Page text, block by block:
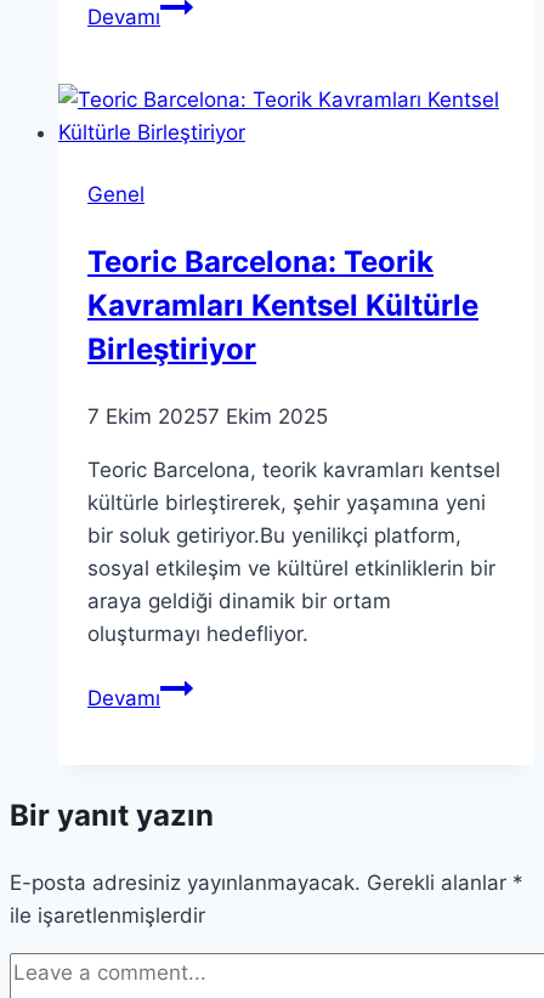
Devamı
Keşfetmek
ve
Genel
Teoric Barcelona: Teorik
Kavramları Kentsel Kültürle
Birleştiriyor
7 Ekim 20257 Ekim 2025
Teoric Barcelona, teorik kavramları kentsel
kültürle birleştirerek, şehir yaşamına yeni
bir soluk getiriyor.Bu yenilikçi platform,
sosyal etkileşim ve kültürel etkinliklerin bir
araya geldiği dinamik bir ortam
oluşturmayı hedefliyor.
DevamıTeoric
Kentsel
Birleştiriyor
Bir yanıt yazın
E-posta adresiniz yayınlanmayacak. Gerekli alanlar *
ile işaretlenmişlerdir